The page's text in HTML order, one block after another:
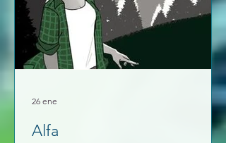
Alfa
26 ene